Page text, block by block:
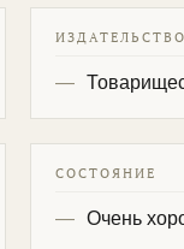
ИЗДАТЕЛЬСТВО
СОСТОЯНИЕ
Очень